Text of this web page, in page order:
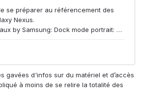
gavées d'infos sur du matériel et d’accès
à moins de se relire la totalité des